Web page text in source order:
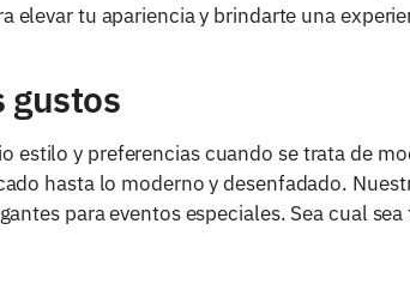
elevar tu apariencia y brindarte una
gustos
estilo y preferencias cuando se trata de
hasta lo moderno y desenfadado.
para eventos especiales. Sea cual